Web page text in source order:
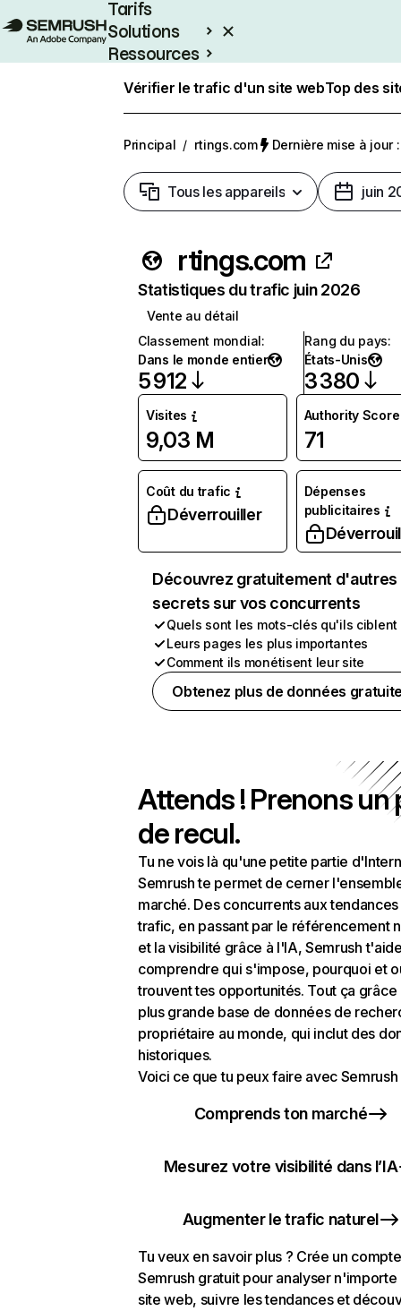
Tarifs
Solutions
Ressources
Vérifier le trafic d'un site webTop des
Principal / rtings.com Dernière mise à jour
Tous les appareils juin
rtings.com
Statistiques du trafic juin 2026
Vente au détail
Classement mondial:
Dans le monde entier
5 912
Rang du pays:
États-Unis
3 380
Visites
9,03 M
Authority Score
71
Coût du trafic
Déverrouiller
Dépenses
publicitaires
Découvrez gratuitement d'autres
secrets sur vos concurrents
Quels sont les mots-clés qu'ils ciblent
Leurs pages les plus importantes
Comment ils monétisent leur site
Obtenez plus de données
Attends ! Prenons un
de recul.
Tu ne vois là qu'une petite partie
Semrush te permet de cerner
marché. Des concurrents aux
trafic, en passant par le référencement
et la visibilité grâce à l'IA, Semrush
comprendre qui s'impose, pourquoi et
trouvent tes opportunités. Tout ça grâce
plus grande base de données de
propriétaire au monde, qui inclut des
historiques.
Voici ce que tu peux faire avec Semrush
Comprends ton marché
Mesurez votre visibilité dans l’IA
Augmenter le trafic naturel
Tu veux en savoir plus ? Crée un compte
Semrush gratuit pour analyser n'importe
site web, suivre les tendances et